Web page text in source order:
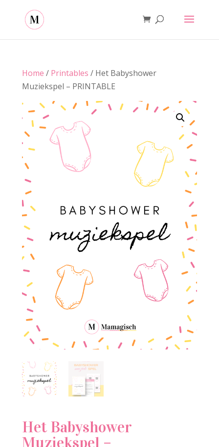
Home / Printables / Het Babyshower
Muziekspel – PRINTABLE
Het Babyshower
Muziekspel –